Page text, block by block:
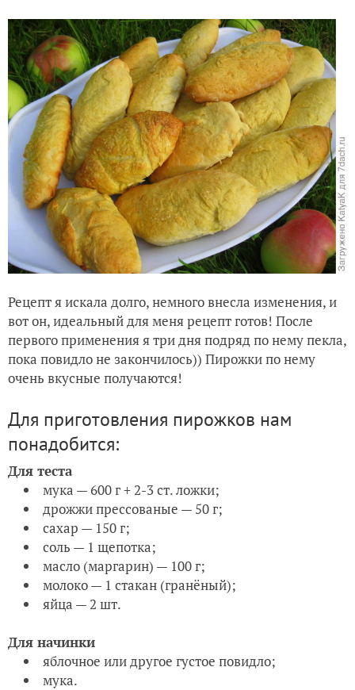
Рецепт я искала долго, немного внесла изменения, и
вот он, идеальный для меня рецепт готов! После
первого применения я три дня подряд по нему пекла,
пока повидло не закончилось)) Пирожки по нему
очень вкусные получаются!
Для приготовления пирожков нам
понадобится:
Для теста
мука — 600 г + 2-3 ст. ложки;
дрожжи прессованые — 50 г;
сахар — 150 г;
соль — 1 щепотка;
масло (маргарин) — 100 г;
молоко — 1 стакан (гранёный);
яйца — 2 шт.
Для начинки
яблочное или другое густое повидло;
мука.